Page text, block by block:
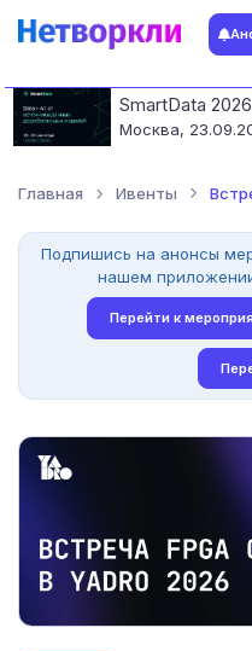
Москва,
Главная Ивенты
Подпишись на анонсы
нашем
Перейти к